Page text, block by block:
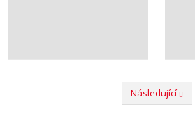
Předchozí
Následující